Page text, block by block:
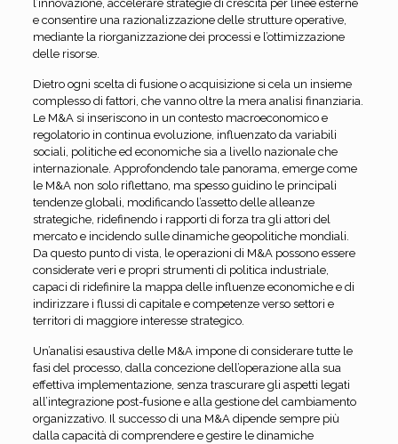
l’innovazione, accelerare strategie di crescita per linee esterne
e consentire una razionalizzazione delle strutture operative,
mediante la riorganizzazione dei processi e l’ottimizzazione
delle risorse.
Dietro ogni scelta di fusione o acquisizione si cela un insieme
complesso di fattori, che vanno oltre la mera analisi finanziaria.
Le M&A si inseriscono in un contesto macroeconomico e
regolatorio in continua evoluzione, influenzato da variabili
sociali, politiche ed economiche sia a livello nazionale che
internazionale. Approfondendo tale panorama, emerge come
le M&A non solo riflettano, ma spesso guidino le principali
tendenze globali, modificando l’assetto delle alleanze
strategiche, ridefinendo i rapporti di forza tra gli attori del
mercato e incidendo sulle dinamiche geopolitiche mondiali.
Da questo punto di vista, le operazioni di M&A possono essere
considerate veri e propri strumenti di politica industriale,
capaci di ridefinire la mappa delle influenze economiche e di
indirizzare i flussi di capitale e competenze verso settori e
territori di maggiore interesse strategico.
Un’analisi esaustiva delle M&A impone di considerare tutte le
fasi del processo, dalla concezione dell’operazione alla sua
effettiva implementazione, senza trascurare gli aspetti legati
all’integrazione post-fusione e alla gestione del cambiamento
organizzativo. Il successo di una M&A dipende sempre più
dalla capacità di comprendere e gestire le dinamiche